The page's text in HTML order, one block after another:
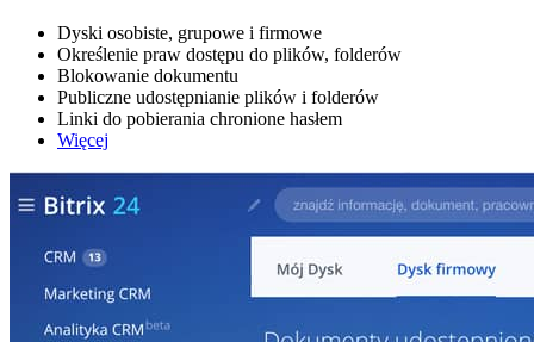
Dyski osobiste, grupowe i firmowe
Określenie praw dostępu do plików, folderów
Blokowanie dokumentu
Publiczne udostępnianie plików i folderów
Linki do pobierania chronione hasłem
Więcej